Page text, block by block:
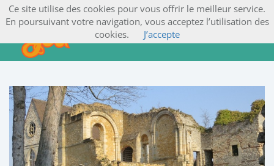
Ce site utilise des cookies pour vous offrir le meilleur service.
En poursuivant votre navigation, vous acceptez l’utilisation des
cookies.
J’accepte